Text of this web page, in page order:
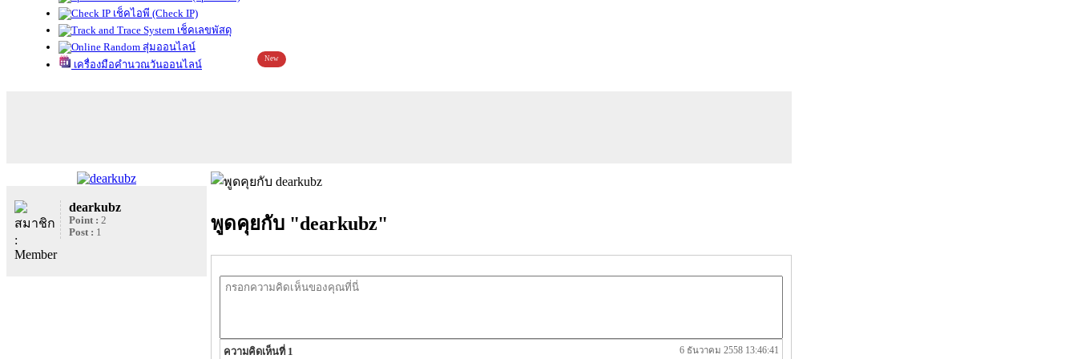
เช็คไอพี (Check IP)
เช็คเลขพัสดุ
สุ่มออนไลน์
เครื่องมือคำนวณวันออนไลน์
New
dearkubz
Point : 2
Post : 1 พูดคุยกับ "dearkubz"
ความคิดเห็นที่ 1 6 ธันวาคม 2558 13:46:41